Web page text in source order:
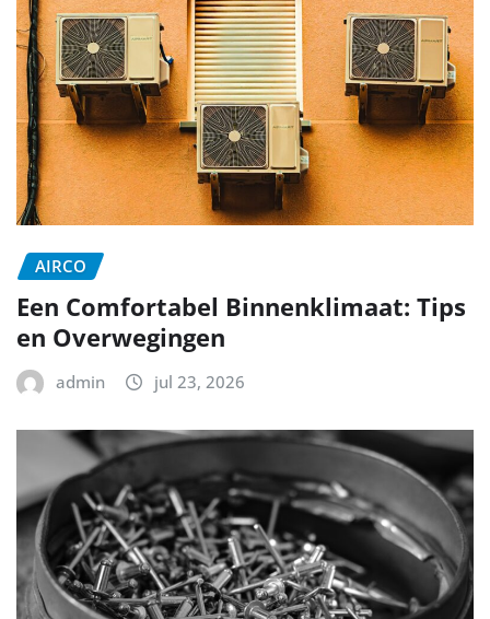
AIRCO
Een Comfortabel Binnenklimaat: Tips
en Overwegingen
admin jul 23, 2026